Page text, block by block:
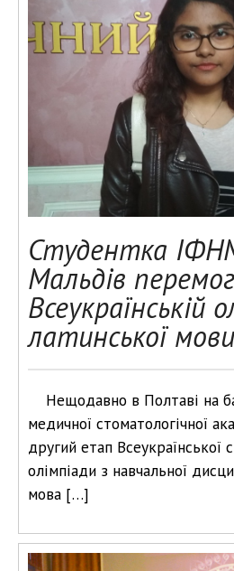
Студентка
Мальдів
Всеукраїнській
латинської мови
Нещодавно в Полтаві на
медичної стоматологічної
другий етап Всеукраїнської
олімпіади з навчальної
мова […]